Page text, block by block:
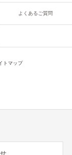
よくあるご質問
トマップ